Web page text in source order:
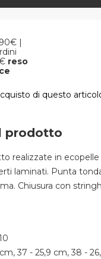
|
reso
di questo
prodotto
realizzate in
laminati. Punta
Chiusura con
cm, 37 - 25,9 cm, 38 -